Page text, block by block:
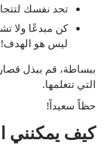
تحد نفسك
كن مبدعًا ولا
ليس هو الهدف!
ببساطة، قم ببذل
التي تتعلمها.
حظاً سعيداً!
كيف يمكنني